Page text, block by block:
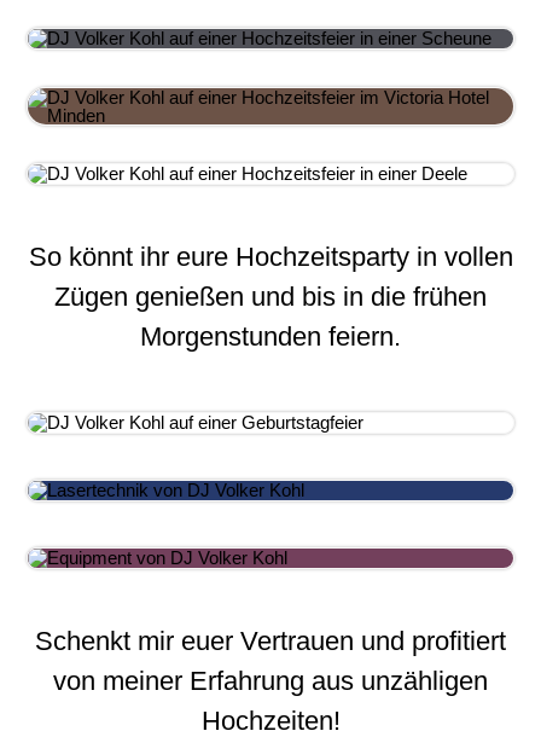
So könnt ihr eure Hochzeitsparty in vollen
Zügen genießen und bis in die frühen
Morgenstunden feiern.
Schenkt mir euer Vertrauen und profitiert
von meiner Erfahrung aus unzähligen
Hochzeiten!